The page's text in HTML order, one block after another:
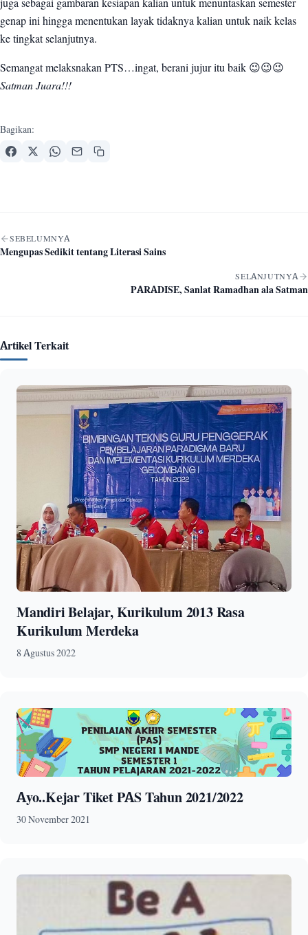
juga sebagai gambaran kesiapan kalian untuk menuntaskan semester
genap ini hingga menentukan layak tidaknya kalian untuk naik kelas
ke tingkat selanjutnya.
Semangat melaksnakan PTS…ingat, berani jujur itu baik 😉😉😉
Satman Juara!!!
Bagikan:
Navigasi artikel
SEBELUMNYA
Mengupas Sedikit tentang Literasi Sains
SELANJUTNYA
PARADISE, Sanlat Ramadhan ala Satman
Artikel Terkait
Mandiri Belajar, Kurikulum 2013 Rasa
Kurikulum Merdeka
8 Agustus 2022
Ayo..Kejar Tiket PAS Tahun 2021/2022
30 November 2021